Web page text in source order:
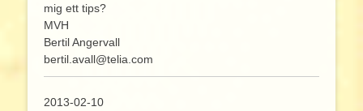
mig ett tips?
MVH
Bertil Angervall
bertil.avall@telia.com
2013-02-10